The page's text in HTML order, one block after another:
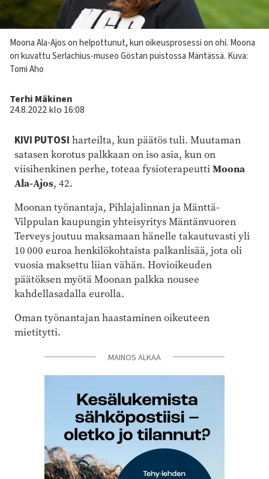
Kuvateksti
Moona Ala-Ajos on helpottunut, kun oikeusprosessi on ohi. Moona
on kuvattu Serlachius-museo Göstan puistossa Mäntässä. Kuva:
Tomi Aho
Kirjoittaja
Terhi Mäkinen
24.8.2022 klo 16:08
KIVI PUTOSI harteilta, kun päätös tuli. Muutaman
satasen korotus palkkaan on iso asia, kun on
viisihenkinen perhe, toteaa fysioterapeuttiMoona
Ala-Ajos, 42.
Moonan työnantaja, Pihlajalinnan ja Mänttä-
Vilppulan kaupungin yhteisyritys Mäntänvuoren
Terveys joutuu maksamaan hänelle takautuvasti yli
10 000 euroa henkilökohtaista palkanlisää, jota oli
vuosia maksettu liian vähän. Hovioikeuden
päätöksen myötä Moonan palkka nousee
kahdellasadalla eurolla.
Oman työnantajan haastaminen oikeuteen
mietitytti.
MAINOS ALKAA